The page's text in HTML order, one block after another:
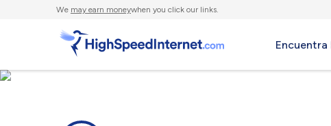
We may earn moneywhen you click our links.
Encuentra